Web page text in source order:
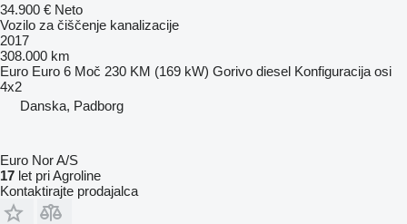
34.900 € Neto
Vozilo za čiščenje kanalizacije
2017
308.000 km
Euro Euro 6 Moč 230 KM (169 kW) Gorivo diesel Konfiguracija osi
4x2
Danska, Padborg
Euro Nor A/S
17 let pri Agroline
Kontaktirajte prodajalca